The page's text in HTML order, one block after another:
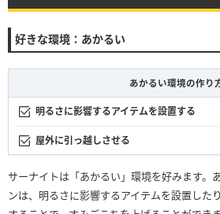
好きな環境：あかるい
あかるい環境の作り
明るさに影響するアイテムを設置する
屋外に引っ越しさせる
サーナイトは「あかるい」環境を好みます。
ンは、明るさに影響するアイテムを設置した